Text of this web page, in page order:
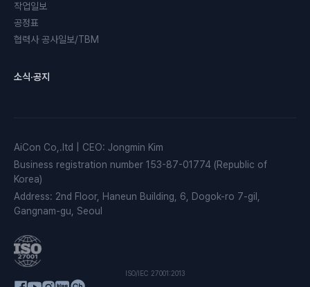
작업일보
공정표
협력사 공사일보/TBM
소식·공지
AiCon Co,.ltd CEO: Jongmin Kim
Business registration number 153-87-01774 (Republic of
Korea)
Address: 2nd Floor, Haneun Building, 6, Dogok-ro 7-gil,
Gangnam-gu, Seoul
ISO/IEC 27001:2013